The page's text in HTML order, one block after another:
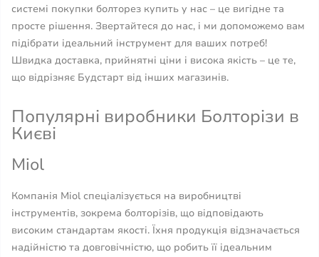
системі покупки болторез купить у нас – це вигідне та
просте рішення. Звертайтеся до нас, і ми допоможемо вам
підібрати ідеальний інструмент для ваших потреб!
Швидка доставка, прийнятні ціни і висока якість – це те,
що відрізняє Будстарт від інших магазинів.
Популярні виробники Болторізи в
Києві
Miol
Компанія Miol спеціалізується на виробництві
інструментів, зокрема болторізів, що відповідають
високим стандартам якості. Їхня продукція відзначається
надійністю та довговічністю, що робить її ідеальним